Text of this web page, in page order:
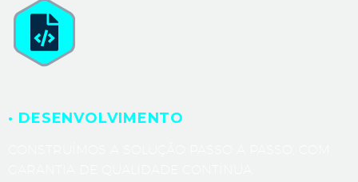
· DESENVOLVIMENTO